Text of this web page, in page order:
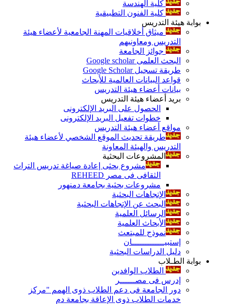
كلية الهندسة
كلية الفنون التطبيقية
بوابة هيئة التدريس
ميثاق أخلاقيات المهنة الجامعية لأعضاء هيئة
التدريس ومعاونيهم
جوائز الجامعة
البحث العلمى Google scholar
طريقة تسجيل Google Scholar
قواعد البيانات العالمية للأبحاث
بيانات أعضاء هيئة التدريس
بريد أعضاء هيئة التدريس
الحصول على البريد الإلكترونى
خطوات تفعيل البريد الإلكترونى
مواقع أعضاء هيئة التدريس
طريقة تحديث الموقع الشخصي لأعضاء هيئة
التدريس والهيئة المعاونة
المشروعات البحثية
مشروع بحثى إعادة صياغة تدريس التراث
الثقافى فى مصر REHEED
مشروعات بحثية بجامعة دمنهور
الإتجاهات البحثية
البحث عن الإتجاهات البحثية
الرسائل العلمية
الأبحاث العلمية
نموذج للمبتعث
إستبيـــــــــــــان
دليل الدراسات البحثية
بوابة الطـلاب
الطلاب الوافدين
إدرس فى مصــــــر
دور الجامعة فى دعم الطلاب ذوى الهمم "مركز
خدمات الطلاب ذوى الإعاقة بجامعة دم